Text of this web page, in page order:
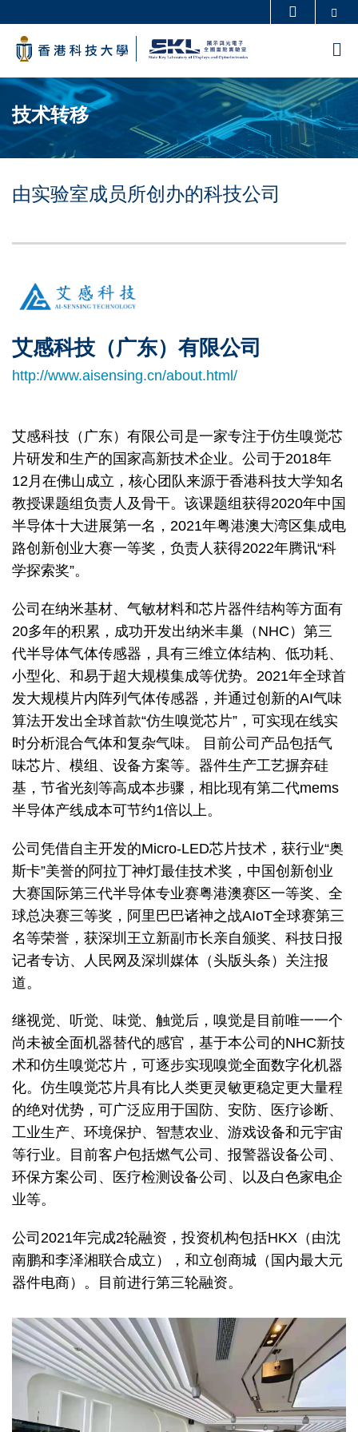
main
content
科大新闻 学术部门索引
校园地图及指南 工作@科大
教授简录 认识科大
Sections
技术转移
Text
由实验室成员所创办的科技公司
Left
Column
Image
Image
Right
Column
Text
Area
艾感科技（广东）有限公司
http://www.aisensing.cn/about.html/
艾感科技（广东）有限公司是一家专注于仿生嗅觉芯
片研发和生产的国家高新技术企业。公司于2018年
12月在佛山成立，核心团队来源于香港科技大学知名
教授课题组负责人及骨干。该课题组获得2020年中国
半导体十大进展第一名，2021年粤港澳大湾区集成电
路创新创业大赛一等奖，负责人获得2022年腾讯“科
学探索奖”。
公司在纳米基材、气敏材料和芯片器件结构等方面有
20多年的积累，成功开发出纳米丰巢（NHC）第三
代半导体气体传感器，具有三维立体结构、低功耗、
小型化、和易于超大规模集成等优势。2021年全球首
发大规模片内阵列气体传感器，并通过创新的AI气味
算法开发出全球首款“仿生嗅觉芯片”，可实现在线实
时分析混合气体和复杂气味。 目前公司产品包括气
味芯片、模组、设备方案等。器件生产工艺摒弃硅
基，节省光刻等高成本步骤，相比现有第二代mems
半导体产线成本可节约1倍以上。
公司凭借自主开发的Micro-LED芯片技术，获行业“奥
斯卡”美誉的阿拉丁神灯最佳技术奖，中国创新创业
大赛国际第三代半导体专业赛粤港澳赛区一等奖、全
球总决赛三等奖，阿里巴巴诸神之战AIoT全球赛第三
名等荣誉，获深圳王立新副市长亲自颁奖、科技日报
记者专访、人民网及深圳媒体（头版头条）关注报
道。
继视觉、听觉、味觉、触觉后，嗅觉是目前唯一一个
尚未被全面机器替代的感官，基于本公司的NHC新技
术和仿生嗅觉芯片，可逐步实现嗅觉全面数字化机器
化。仿生嗅觉芯片具有比人类更灵敏更稳定更大量程
的绝对优势，可广泛应用于国防、安防、医疗诊断、
工业生产、环境保护、智慧农业、游戏设备和元宇宙
等行业。目前客户包括燃气公司、报警器设备公司、
环保方案公司、医疗检测设备公司、以及白色家电企
业等。
公司2021年完成2轮融资，投资机构包括HKX（由沈
南鹏和李泽湘联合成立），和立创商城（国内最大元
器件电商）。目前进行第三轮融资。
Image
Image